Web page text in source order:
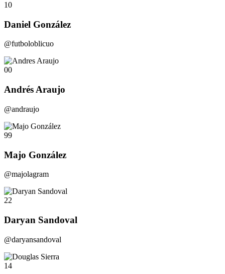
10
Daniel González
@futboloblicuo
00
Andrés Araujo
@andraujo
99
Majo González
@majolagram
22
Daryan Sandoval
@daryansandoval
14